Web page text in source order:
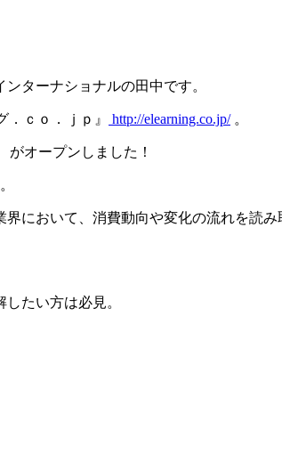
ターナショナルの田中です。
ｃｏ．ｊｐ』 http://elearning.co.jp/。
がオープンしました！
において、消費動向や変化の流れを読
たい方は必見。